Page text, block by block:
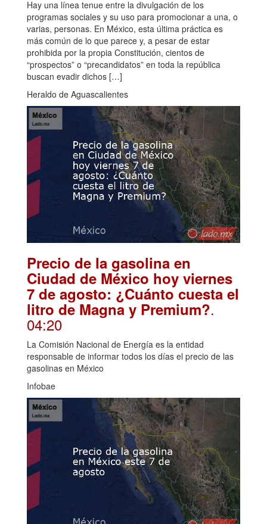
Hay una línea tenue entre la divulgación de los
programas sociales y su uso para promocionar a una, o
varias, personas. En México, esta última práctica es
más común de lo que parece y, a pesar de estar
prohibida por la propia Constitución, cientos de
“prospectos” o “precandidatos” en toda la república
buscan evadir dichos […]
Heraldo de Aguascalientes
Precio de la gasolina en
Ciudad de México hoy viernes
7 de agosto: ¿Cuánto cuesta el
litro de Magna y Premium?.
04:20
La Comisión Nacional de Energía es la entidad
responsable de informar todos los días el precio de las
gasolinas en México
Infobae